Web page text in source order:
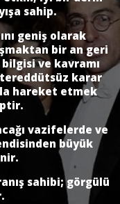
sahip.
geniş olarak
bir an geri
ve kavramı
karar
hareket etmek
vazifelerde ve
büyük
sahibi; görgülü